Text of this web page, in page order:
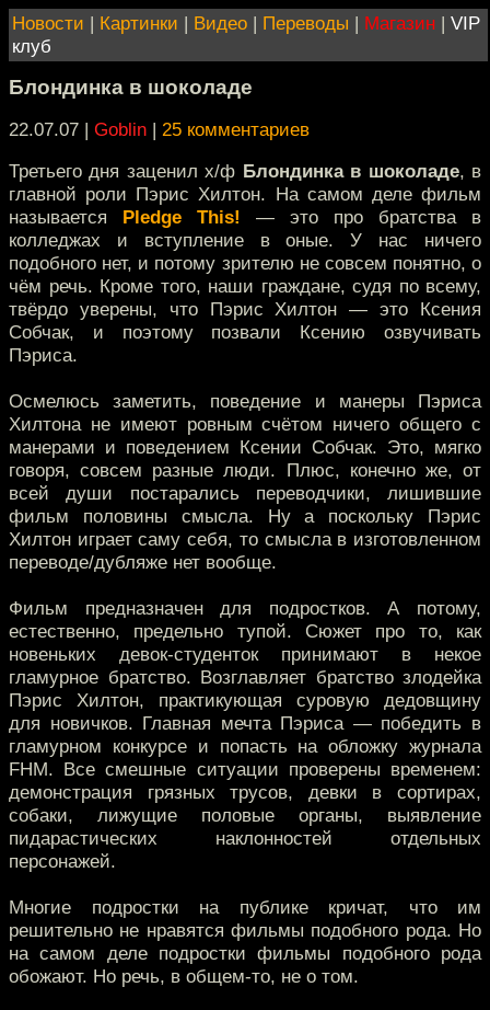
Новости | Картинки | Видео | Переводы | Магазин | VIP
клуб
Блондинка в шоколаде
22.07.07 | Goblin | 25 комментариев
Третьего дня заценил х/ф Блондинка в шоколаде, в
главной роли Пэрис Хилтон. На самом деле фильм
называется Pledge This! — это про братства в
колледжах и вступление в оные. У нас ничего
подобного нет, и потому зрителю не совсем понятно, о
чём речь. Кроме того, наши граждане, судя по всему,
твёрдо уверены, что Пэрис Хилтон — это Ксения
Собчак, и поэтому позвали Ксению озвучивать
Пэриса.
Осмелюсь заметить, поведение и манеры Пэриса
Хилтона не имеют ровным счётом ничего общего с
манерами и поведением Ксении Собчак. Это, мягко
говоря, совсем разные люди. Плюс, конечно же, от
всей души постарались переводчики, лишившие
фильм половины смысла. Ну а поскольку Пэрис
Хилтон играет саму себя, то смысла в изготовленном
переводе/дубляже нет вообще.
Фильм предназначен для подростков. А потому,
естественно, предельно тупой. Сюжет про то, как
новеньких девок-студенток принимают в некое
гламурное братство. Возглавляет братство злодейка
Пэрис Хилтон, практикующая суровую дедовщину
для новичков. Главная мечта Пэриса — победить в
гламурном конкурсе и попасть на обложку журнала
FHM. Все смешные ситуации проверены временем:
демонстрация грязных трусов, девки в сортирах,
собаки, лижущие половые органы, выявление
пидарастических наклонностей отдельных
персонажей.
Многие подростки на публике кричат, что им
решительно не нравятся фильмы подобного рода. Но
на самом деле подростки фильмы подобного рода
обожают. Но речь, в общем-то, не о том.